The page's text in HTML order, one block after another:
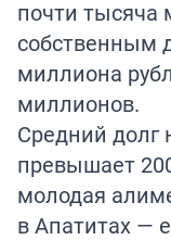
почти тысяча
собственным
миллиона
миллионов.
Средний долг
превышает
молодая
в Апатитах —